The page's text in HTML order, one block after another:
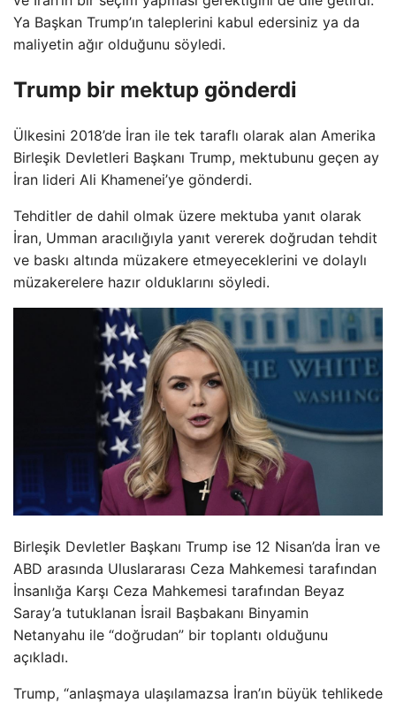
Ya Başkan Trump’ın taleplerini kabul edersiniz ya da
maliyetin ağır olduğunu söyledi.
Trump bir mektup gönderdi
Ülkesini 2018’de İran ile tek taraflı olarak alan Amerika
Birleşik Devletleri Başkanı Trump, mektubunu geçen ay
İran lideri Ali Khamenei’ye gönderdi.
Tehditler de dahil olmak üzere mektuba yanıt olarak
İran, Umman aracılığıyla yanıt vererek doğrudan tehdit
ve baskı altında müzakere etmeyeceklerini ve dolaylı
müzakerelere hazır olduklarını söyledi.
Birleşik Devletler Başkanı Trump ise 12 Nisan’da İran ve
ABD arasında Uluslararası Ceza Mahkemesi tarafından
İnsanlığa Karşı Ceza Mahkemesi tarafından Beyaz
Saray’a tutuklanan İsrail Başbakanı Binyamin
Netanyahu ile “doğrudan” bir toplantı olduğunu
açıkladı.
Trump, “anlaşmaya ulaşılamazsa İran’ın büyük tehlikede